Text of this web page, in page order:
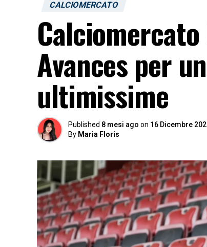
CALCIOMERCATO
Avances per
ultimissime
Published 8 mesi ago on 16 Dicembre
By Maria Floris